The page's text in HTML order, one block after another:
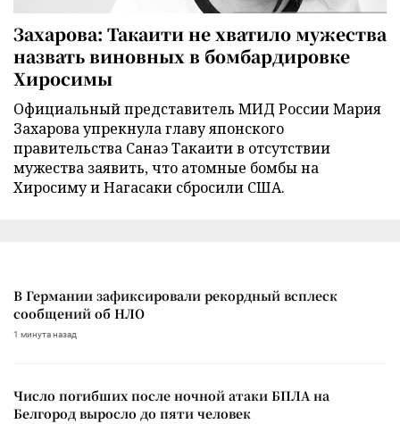
Захарова: Такаити не хватило мужества
назвать виновных в бомбардировке
Хиросимы
Официальный представитель МИД России Мария
Захарова упрекнула главу японского
правительства Санаэ Такаити в отсутствии
мужества заявить, что атомные бомбы на
Хиросиму и Нагасаки сбросили США.
В Германии зафиксировали рекордный всплеск
сообщений об НЛО
1 минута назад
Число погибших после ночной атаки БПЛА на
Белгород выросло до пяти человек